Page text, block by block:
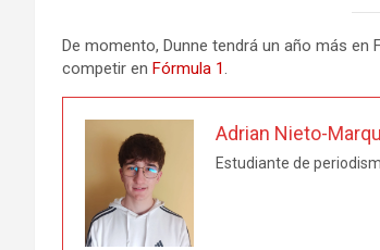
De momento, Dunne tendrá un año más
competir en Fórmula 1.
Adrian Nieto-
Estudiante de